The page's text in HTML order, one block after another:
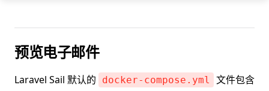
预览电子邮件
Laravel Sail 默认的 docker-compose.yml
文件包含